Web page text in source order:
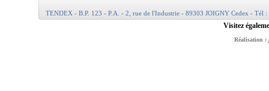
TENDEX - B.P. 123 - P.A. - 2, rue de l'Industrie - 89303 JOIGNY Cedex - Tél
Visitez
Réalisation :